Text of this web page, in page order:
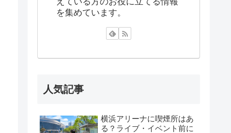
を集めています。
人気記事
横浜アリーナに喫煙所はあ
る？ライブ・イベント前に